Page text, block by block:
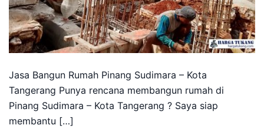
Jasa Bangun Rumah Pinang Sudimara – Kota
Tangerang Punya rencana membangun rumah di
Pinang Sudimara – Kota Tangerang ? Saya siap
membantu […]